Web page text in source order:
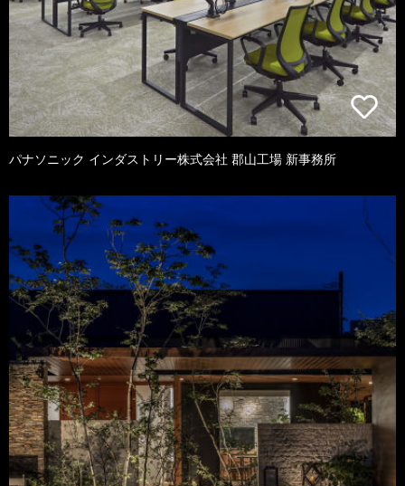
パナソニック インダストリー株式会社 郡山工場 新事務所